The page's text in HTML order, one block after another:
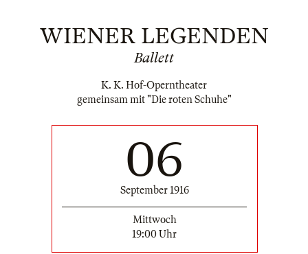
WIENER LEGENDEN
Ballett
K. K. Hof-Operntheater
gemeinsam mit "Die roten Schuhe"
06
September 1916
Mittwoch
19:00 Uhr